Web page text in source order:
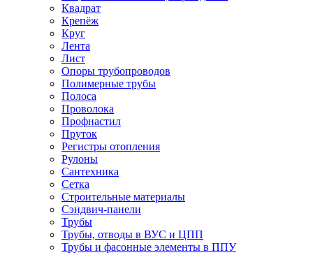
Квадрат
Крепёж
Круг
Лента
Лист
Опоры трубопроводов
Полимерные трубы
Полоса
Проволока
Профнастил
Пруток
Регистры отопления
Рулоны
Сантехника
Сетка
Строительные материалы
Сэндвич-панели
Трубы
Трубы, отводы в ВУС и ЦПП
Трубы и фасонные элементы в ППУ